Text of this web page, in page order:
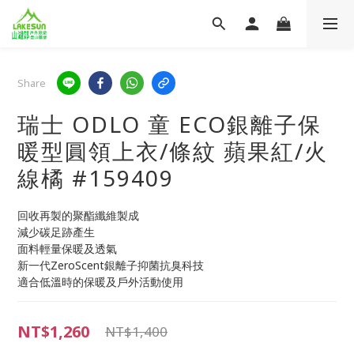
Share
瑞士 ODLO 童 ECO銀離子保
暖型圓領上衣/條紋 蘋果紅/火
線橘 #159409
回收再製的聚酯纖維製成
減少碳足跡產生
面料輕量保暖及透氣
新一代ZeroScent銀離子抑菌抗臭科技
適合低溫時的保暖及戶外活動使用
NT$1,260 NT$1,400